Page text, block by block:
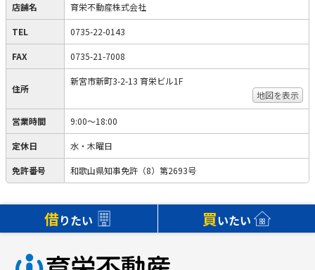
店舗名 育栄不動産株式会社
TEL 0735-22-0143
FAX 0735-21-7008
住所
新宮市新町3-2-13 育栄ビル1F
地図を表示
営業時間 9:00～18:00
定休日 水・木曜日
免許番号 和歌山県知事免許（8）第2693号
借りたい 買いたい